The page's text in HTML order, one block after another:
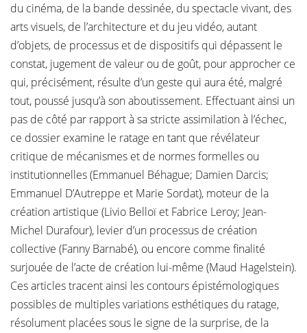
du cinéma, de la bande dessinée, du spectacle vivant, des
arts visuels, de l’architecture et du jeu vidéo, autant
d’objets, de processus et de dispositifs qui dépassent le
constat, jugement de valeur ou de goût, pour approcher ce
qui, précisément, résulte d’un geste qui aura été, malgré
tout, poussé jusqu’à son aboutissement. Effectuant ainsi un
pas de côté par rapport à sa stricte assimilation à l’échec,
ce dossier examine le ratage en tant que révélateur
critique de mécanismes et de normes formelles ou
institutionnelles (Emmanuel Béhague; Damien Darcis;
Emmanuel D’Autreppe et Marie Sordat), moteur de la
création artistique (Livio Belloï et Fabrice Leroy; Jean-
Michel Durafour), levier d’un processus de création
collective (Fanny Barnabé), ou encore comme finalité
surjouée de l’acte de création lui-même (Maud Hagelstein).
Ces articles tracent ainsi les contours épistémologiques
possibles de multiples variations esthétiques du ratage,
résolument placées sous le signe de la surprise, de la